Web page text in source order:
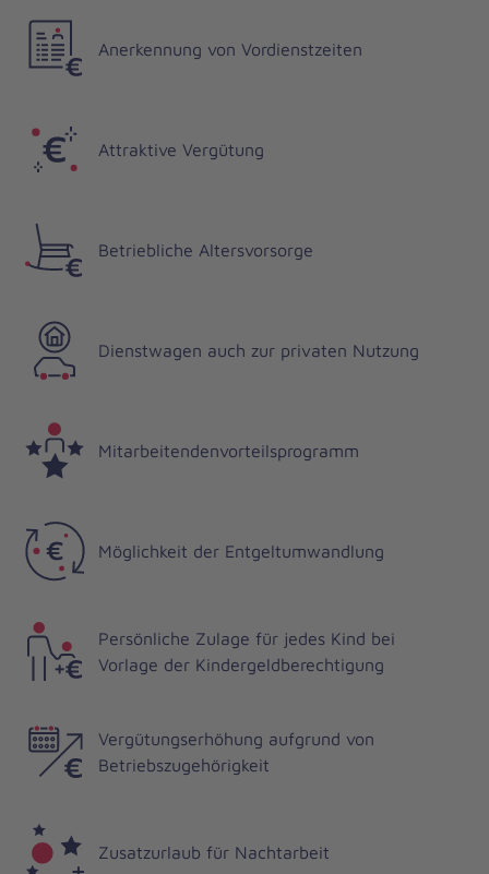
Anerkennung von Vordienstzeiten
Attraktive Vergütung
Betriebliche Altersvorsorge
Dienstwagen auch zur privaten Nutzung
Mitarbeitendenvorteilsprogramm
Möglichkeit der Entgeltumwandlung
Persönliche Zulage für jedes Kind bei
Vorlage der Kindergeldberechtigung
Vergütungserhöhung aufgrund von
Betriebszugehörigkeit
Zusatzurlaub für Nachtarbeit